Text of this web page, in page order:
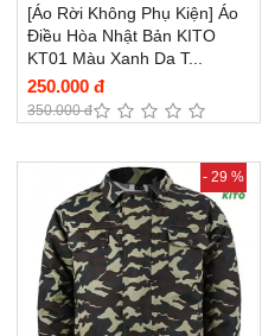
[Áo Rời Không Phụ Kiện] Áo
Điều Hòa Nhật Bản KITO
KT01 Màu Xanh Da T...
250.000 đ
350.000 đ
- 29 %